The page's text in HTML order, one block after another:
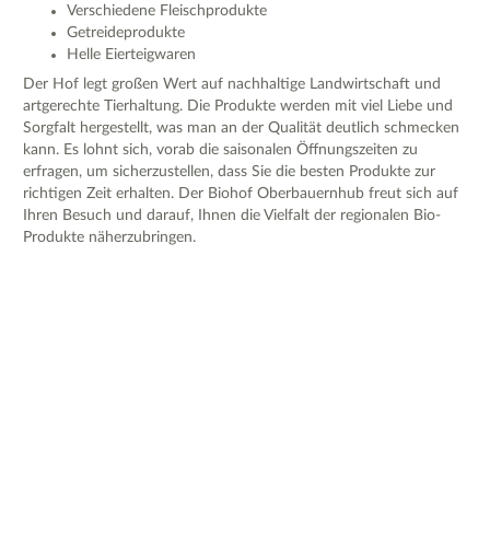
Verschiedene Fleischprodukte
Getreideprodukte
Helle Eierteigwaren
Der Hof legt großen Wert auf nachhaltige Landwirtschaft und
artgerechte Tierhaltung. Die Produkte werden mit viel Liebe und
Sorgfalt hergestellt, was man an der Qualität deutlich schmecken
kann. Es lohnt sich, vorab die saisonalen Öffnungszeiten zu
erfragen, um sicherzustellen, dass Sie die besten Produkte zur
richtigen Zeit erhalten. Der Biohof Oberbauernhub freut sich auf
Ihren Besuch und darauf, Ihnen die Vielfalt der regionalen Bio-
Produkte näherzubringen.